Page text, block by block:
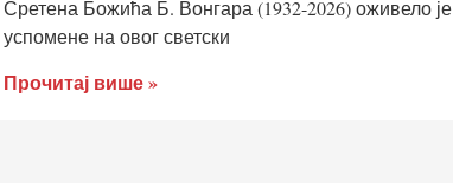
Сретена Божића Б. Вонгара (1932-2026) оживело је
успомене на овог светски
Прочитај више »